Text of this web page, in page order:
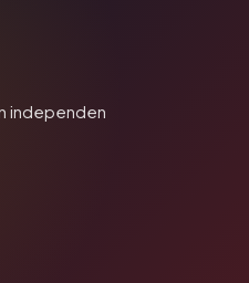
independen